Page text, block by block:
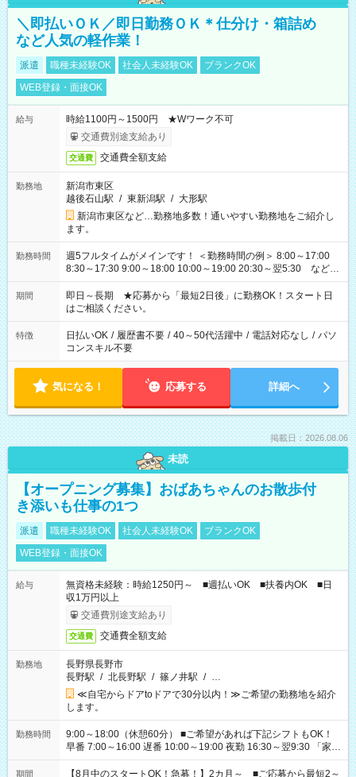
＼即払いＯＫ／即日勤務ＯＫ＊仕分け・箱詰め
など人気の軽作業！
派遣 職種未経験OK 社会人未経験OK
ブランクOK
WEB登録・面接OK
給与
時給1100円～1500円 ★Wワーク不可
交通費別途支給あり
交通費 交通費全額支給
勤務地
新潟市東区
越後石山駅 / 東新潟駅 / 大形駅
新潟市東区など…勤務地多数！通いやすい勤務地をご紹介し
ます。
勤務時間
週5フルタイムがメインです！ ＜勤務時間の例＞ 8:00～17:00
8:30～17:30 9:00～18:00 10:00～19:00 20:30～翌5:30 など ★
その他にも勤務時間多数！ 日勤のみ、残業なし、交替制など
ご希望を教えてください！
期間
即日～長期 ★応募から「最短2日後」に勤務OK！スタート日
はご相談ください。
特徴 日払いOK / 履歴書不要 / 40～50代活躍中 / 電話対応なし / パソ
コンスキル不要
気になる！ 応募する 詳細へ
掲載日：2026.08.06
未読
【オープニング募集】おばあちゃんのお散歩付
き添いも仕事の1つ
派遣 職種未経験OK 社会人未経験OK
ブランクOK
WEB登録・面接OK
給与
無資格未経験：時給1250円～ ■週払いOK ■扶養内OK ■日
収1万円以上
交通費別途支給あり
交通費 交通費全額支給
勤務地
長野県長野市
長野駅 / 北長野駅 / 篠ノ井駅 / …
≪自宅からドアtoドアで30分以内！≫ご希望の勤務地を紹介
します。
勤務時間
9:00～18:00（休憩60分） ■ご希望があれば下記シフトもOK！
早番 7:00～16:00 遅番 10:00～19:00 夜勤 16:30～翌9:30 「家族
と休みを合わせたい」 「余裕を持って夕飯の準備がしたい」
「できれば残業はしたくない」 など、ご希望を教えてください
期間 【8月中のスタートOK！急募！】2カ月～ ■ご応募から最短2～